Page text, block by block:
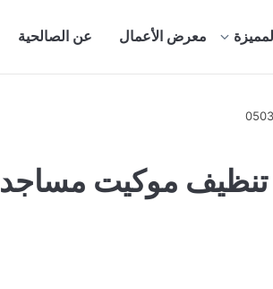
معرض الأعمال عن الصالحية
موكيت مساجد